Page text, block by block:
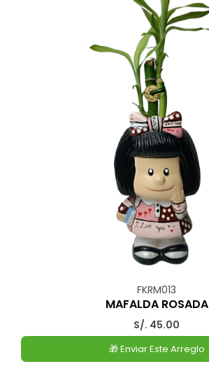
FKRM013
MAFALDA ROSADA
S/. 45.00
🎁 Enviar Este Arreglo